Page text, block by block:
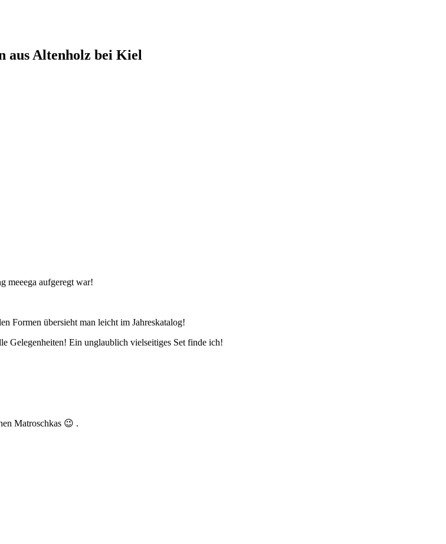
aus Altenholz bei Kiel
meeega aufgeregt war!
Formen übersieht man leicht im Jahreskatalog!
Gelegenheiten! Ein unglaublich vielseitiges Set finde ich!
Matroschkas 😉 .